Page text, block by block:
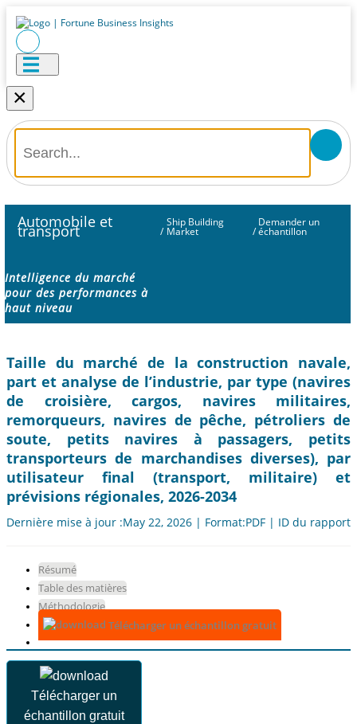
×
Automobile et
transport /
Ship Building
Market /
Demander un
échantillon
Intelligence du marché
pour des performances à
haut niveau
Taille du marché de la construction navale,
part et analyse de l’industrie, par type (navires
de croisière, cargos, navires militaires,
remorqueurs, navires de pêche, pétroliers de
soute, petits navires à passagers, petits
transporteurs de marchandises diverses), par
utilisateur final (transport, militaire) et
prévisions régionales, 2026-2034
Dernière mise à jour :May 22, 2026 | Format:PDF | ID du rapport:
Résumé
Table des matières
Méthodologie
Télécharger un échantillon gratuit
Télécharger un
échantillon gratuit